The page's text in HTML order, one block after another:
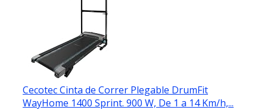
Cecotec Cinta de Correr Plegable DrumFit
WayHome 1400 Sprint. 900 W, De 1 a 14 Km/h,...